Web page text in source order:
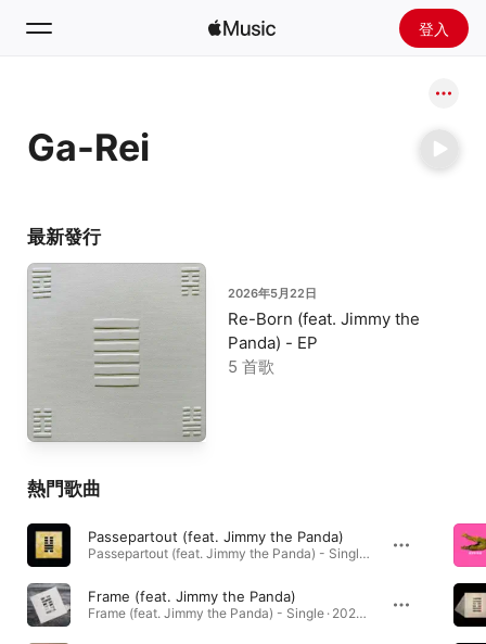
登入
首頁
Ga-Rei
最新發行
2026年5月22日
Re-Born (feat. Jimmy the
Panda) - EP
5 首歌
熱門歌曲
Passepartout (feat. Jimmy the Panda)
Passepartout (feat. Jimmy the Panda) - Single · 2026年
Frame (feat. Jimmy the Panda)
Frame (feat. Jimmy the Panda) - Single · 2026年